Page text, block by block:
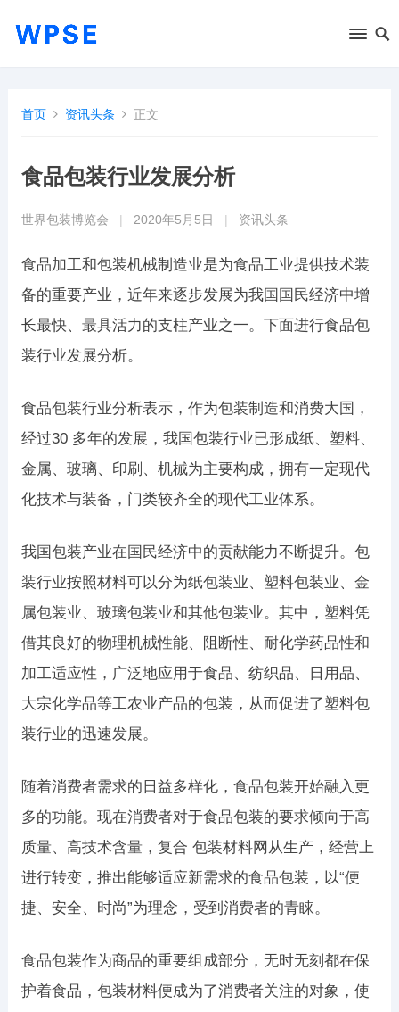
首页 资讯头条 正文
食品包装行业发展分析
世界包装博览会 2020年5月5日 资讯头条
食品加工和包装机械制造业是为食品工业提供技术装
备的重要产业，近年来逐步发展为我国国民经济中增
长最快、最具活力的支柱产业之一。下面进行食品包
装行业发展分析。
食品包装行业分析表示，作为包装制造和消费大国，
经过30 多年的发展，我国包装行业已形成纸、塑料、
金属、玻璃、印刷、机械为主要构成，拥有一定现代
化技术与装备，门类较齐全的现代工业体系。
我国包装产业在国民经济中的贡献能力不断提升。包
装行业按照材料可以分为纸包装业、塑料包装业、金
属包装业、玻璃包装业和其他包装业。其中，塑料凭
借其良好的物理机械性能、阻断性、耐化学药品性和
加工适应性，广泛地应用于食品、纺织品、日用品、
大宗化学品等工农业产品的包装，从而促进了塑料包
装行业的迅速发展。
随着消费者需求的日益多样化，食品包装开始融入更
多的功能。现在消费者对于食品包装的要求倾向于高
质量、高技术含量，复合 包装材料网从生产，经营上
进行转变，推出能够适应新需求的食品包装，以“便
捷、安全、时尚”为理念，受到消费者的青睐。
食品包装作为商品的重要组成部分，无时无刻都在保
护着食品，包装材料便成为了消费者关注的对象，使